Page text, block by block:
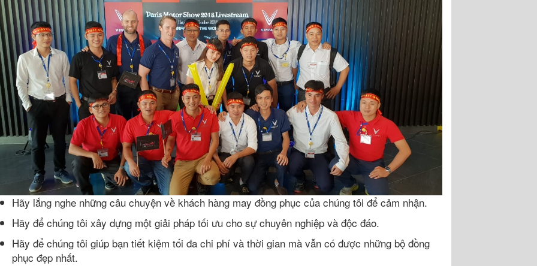
Hãy lắng nghe những câu chuyện về khách hàng may đồng phục của chúng tôi để cảm nhận.
Hãy để chúng tôi xây dựng một giải pháp tối ưu cho sự chuyên nghiệp và độc đáo.
Hãy để chúng tôi giúp bạn tiết kiệm tối đa chi phí và thời gian mà vẫn có được những bộ đồng
phục đẹp nhất.